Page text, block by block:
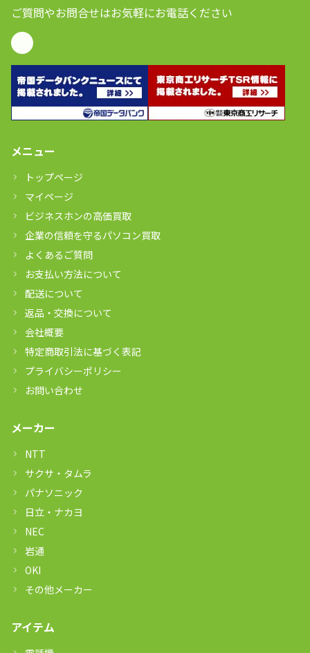
ご質問やお問合せはお気軽にお電話ください
メニュー
トップページ
マイページ
ビジネスホンの高価買取
企業の信頼を守るパソコン買取
よくあるご質問
お支払い方法について
配送について
返品・交換について
会社概要
特定商取引法に基づく表記
プライバシーポリシー
お問い合わせ
メーカー
NTT
サクサ・タムラ
パナソニック
日立・ナカヨ
NEC
岩通
OKI
その他メーカー
アイテム